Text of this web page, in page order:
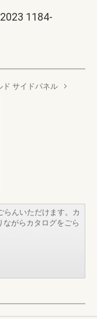
1184-
ド サイドパネル
らんいただけます。カ
がらカタログをごら